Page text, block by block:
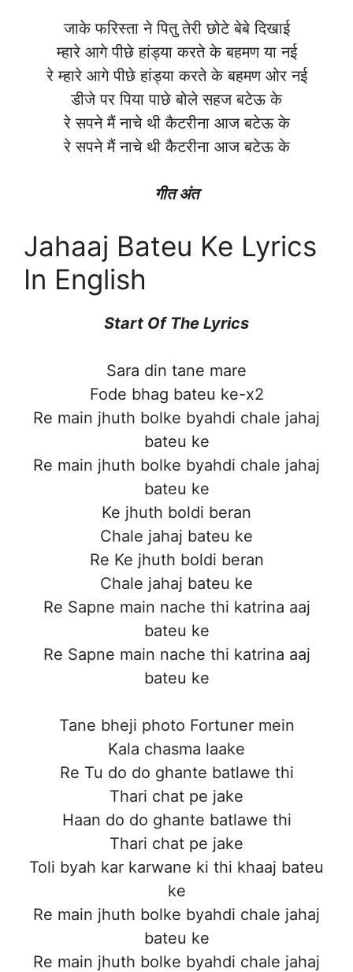
जाके फरिस्ता ने पितु तेरी छोटे बेबे दिखाई
म्हारे आगे पीछे हांड्या करते के बहमण या नई
रे म्हारे आगे पीछे हांड्या करते के बहमण ओर नई
डीजे पर पिया पाछे बोले सहज बटेऊ के
रे सपने मैं नाचे थी कैटरीना आज बटेऊ के
रे सपने मैं नाचे थी कैटरीना आज बटेऊ के
गीत अंत
Jahaaj Bateu Ke Lyrics
In English
Start Of The Lyrics
Sara din tane mare
Fode bhag bateu ke-x2
Re main jhuth bolke byahdi chale jahaj
bateu ke
Re main jhuth bolke byahdi chale jahaj
bateu ke
Ke jhuth boldi beran
Chale jahaj bateu ke
Re Ke jhuth boldi beran
Chale jahaj bateu ke
Re Sapne main nache thi katrina aaj
bateu ke
Re Sapne main nache thi katrina aaj
bateu ke
Tane bheji photo Fortuner mein
Kala chasma laake
Re Tu do do ghante batlawe thi
Thari chat pe jake
Haan do do ghante batlawe thi
Thari chat pe jake
Toli byah kar karwane ki thi khaaj bateu
ke
Re main jhuth bolke byahdi chale jahaj
bateu ke
Re main jhuth bolke byahdi chale jahaj